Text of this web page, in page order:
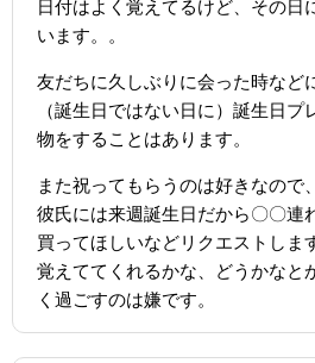
日付はよく覚えてるけど、その日
います。。
友だちに久しぶりに会った時など
（誕生日ではない日に）誕生日プ
物をすることはあります。
また祝ってもらうのは好きなので、
彼氏には来週誕生日だから〇〇連
買ってほしいなどリクエストしま
覚えててくれるかな、どうかなと
く過ごすのは嫌です。